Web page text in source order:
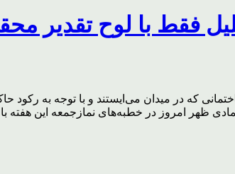
فقط با لوح تقدیر
که در میدان می‌ایستند و با توجه به رکود
ظهر امروز در خطبه‌های نمازجمعه این هفته